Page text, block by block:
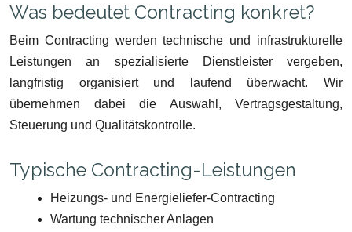
Was bedeutet Contracting konkret?
Beim Contracting werden technische und infrastrukturelle
Leistungen an spezialisierte Dienstleister vergeben,
langfristig organisiert und laufend überwacht. Wir
übernehmen dabei die Auswahl, Vertragsgestaltung,
Steuerung und Qualitätskontrolle.
Typische Contracting-Leistungen
Heizungs- und Energieliefer-Contracting
Wartung technischer Anlagen